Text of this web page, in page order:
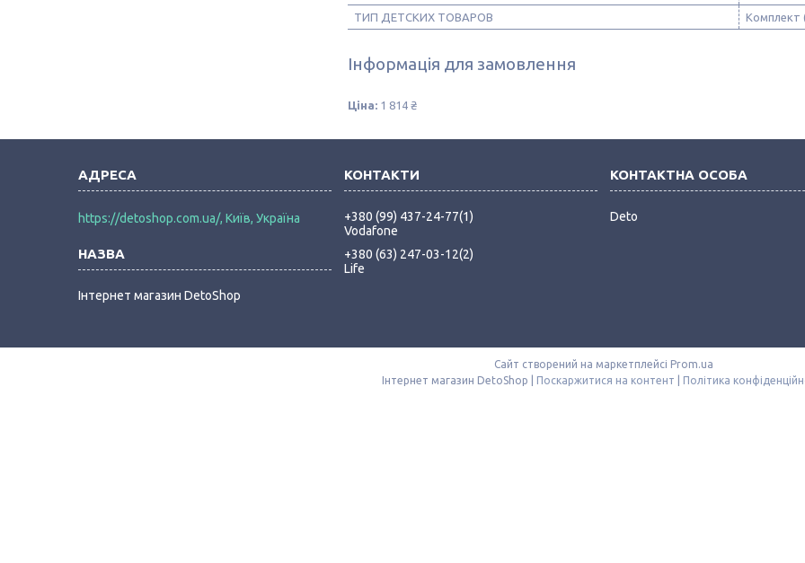
ТИП ДЕТСКИХ ТОВАРОВ
Комплект
Інформація для замовлення
Ціна: 1 814 ₴
https://detoshop.com.ua/, Київ, Україна
Інтернет магазин DetoShop
+380 (99) 437-24-77 1
Vodafone
+380 (63) 247-03-12 2
Life
Deto
Сайт створений на маркетплейсі Prom.ua
Поскаржитися на контент Політика